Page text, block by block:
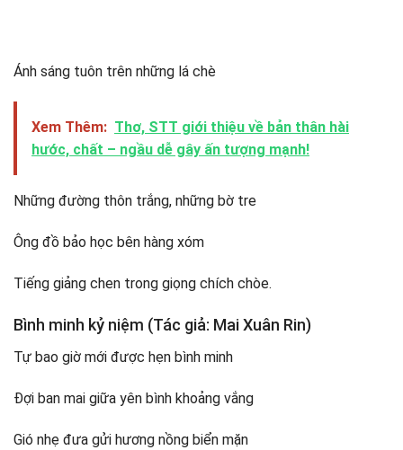
Ánh sáng tuôn trên những lá chè
Xem Thêm: Thơ, STT giới thiệu về bản thân hài
hước, chất – ngầu dễ gây ấn tượng mạnh!
Những đường thôn trắng, những bờ tre
Ông đồ bảo học bên hàng xóm
Tiếng giảng chen trong giọng chích chòe.
Bình minh kỷ niệm (Tác giả: Mai Xuân Rin)
Tự bao giờ mới được hẹn bình minh
Đợi ban mai giữa yên bình khoảng vắng
Gió nhẹ đưa gửi hương nồng biển mặn